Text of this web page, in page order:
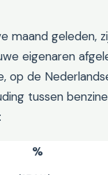
maand geleden,
eigenaren
op de
tussen
%